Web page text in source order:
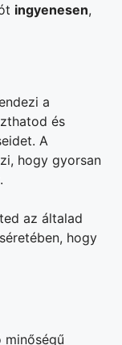
ingyenesen,
a
és
A
hogy gyorsan
az általad
hogy
minőségű